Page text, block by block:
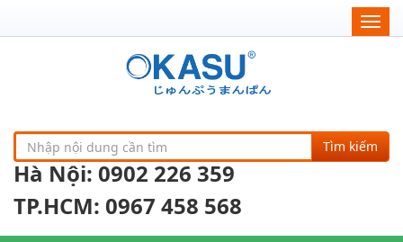
Tìm kiếm
Hà Nội: 0902 226 359
TP.HCM: 0967 458 568